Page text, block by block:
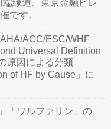
緑道、東京金融ビレ
です。
ACC/ESC/WHF
Universal Definition
原因による分類
of HF by Cause」に
「ワルファリン」の